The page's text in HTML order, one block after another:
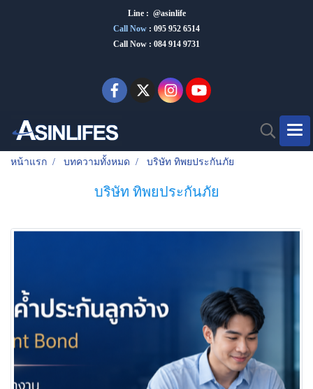
Line : @asinlife
Call Now : 095 952 6514
Call Now : 084 914 9731
หน้าแรก บทความทั้งหมด บริษัท ทิพยประกันภัย
บริษัท ทิพยประกันภัย